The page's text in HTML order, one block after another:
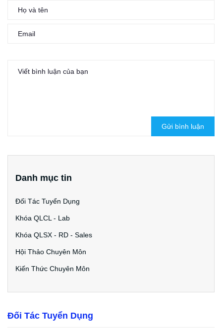
Gửi bình luận
Danh mục tin
Đối Tác Tuyển Dụng
Khóa QLCL - Lab
Khóa QLSX - RD - Sales
Hội Thảo Chuyên Môn
Kiến Thức Chuyên Môn
Đối Tác Tuyển Dụng